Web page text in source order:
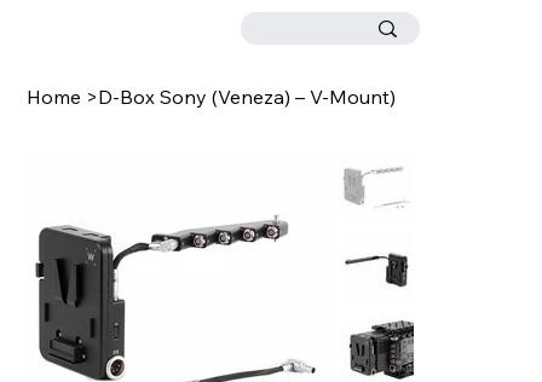
Home >D-Box Sony (Veneza) – V-Mount)